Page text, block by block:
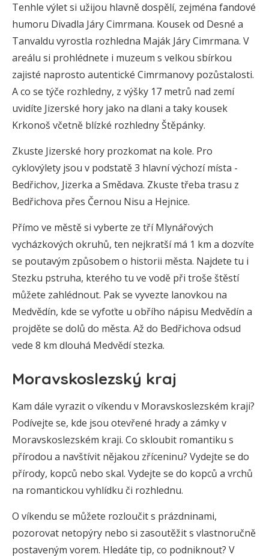
Tenhle výlet si užijou hlavně dospělí, zejména fandové
humoru Divadla Járy Cimrmana. Kousek od Desné a
Tanvaldu vyrostla rozhledna Maják Járy Cimrmana. V
areálu si prohlédnete i muzeum s velkou sbírkou
zajisté naprosto autentické Cimrmanovy pozůstalosti.
A co se týče rozhledny, z výšky 17 metrů nad zemí
uvidíte Jizerské hory jako na dlani a taky kousek
Krkonoš včetně blízké rozhledny Štěpánky.
Zkuste Jizerské hory prozkomat na kole. Pro
cyklovýlety jsou v podstatě 3 hlavní výchozí místa -
Bedřichov, Jizerka a Smědava. Zkuste třeba trasu z
Bedřichova přes Černou Nisu a Hejnice.
Přímo ve městě si vyberte ze tří Mlynářových
vycházkových okruhů, ten nejkratší má 1 km a dozvíte
se poutavým způsobem o historii města. Najdete tu i
Stezku pstruha, kterého tu ve vodě při troše štěstí
můžete zahlédnout. Pak se vyvezte lanovkou na
Medvědín, kde se vyfoťte u obřího nápisu Medvědín a
projděte se dolů do města. Až do Bedřichova odsud
vede 8 km dlouhá Medvědí stezka.
Moravskoslezský kraj
Kam dále vyrazit o víkendu v Moravskoslezském kraji?
Podívejte se, kde jsou otevřené hrady a zámky v
Moravskoslezském kraji. Co skloubit romantiku s
přírodou a navštívit nějakou zříceninu? Vydejte se do
přírody, kopců nebo skal. Vydejte se do kopců a vrchů
na romantickou vyhlídku či rozhlednu.
O víkendu se můžete rozloučit s prázdninami,
pozorovat netopýry nebo si zasoutěžit s vlastnoručně
postaveným vorem. Hledáte tip, co podniknout? V